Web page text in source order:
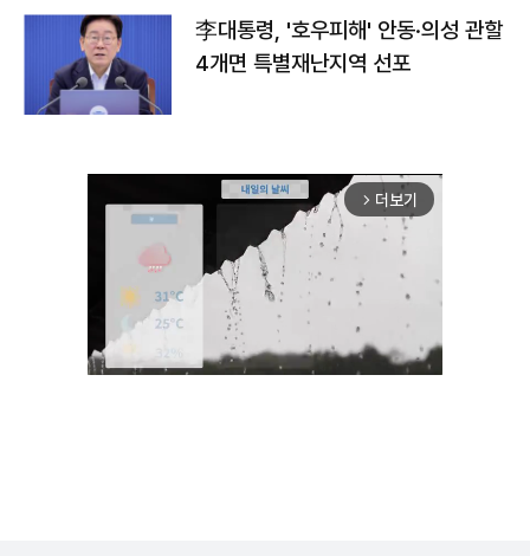
李대통령, '호우피해' 안동·의성 관할
4개면 특별재난지역 선포
arrow_forward_ios 더보기